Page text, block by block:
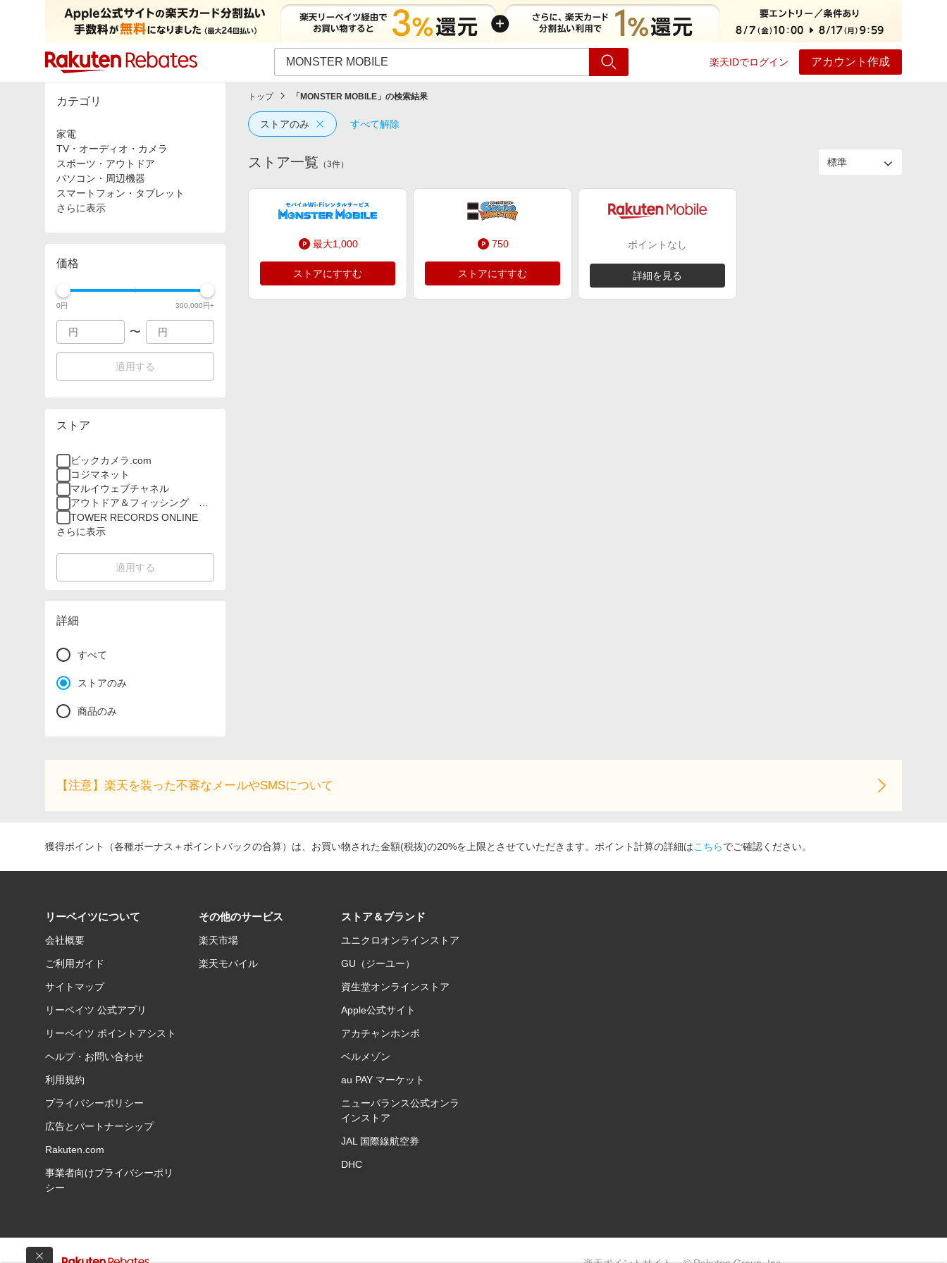
楽天IDでログイン アカウント作成
カテゴリー一覧 イベント一覧 ショッピング
カテゴリ
家電
TV・オーディオ・カメラ
スポーツ・アウトドア
パソコン・周辺機器
スマートフォン・タブレット
さらに表示
価格
0円 300,000円+
〜
適用する
ストア
ビックカメラ.com
コジマネット
マルイウェブチャネル
アウトドア＆フィッシング ナ
チュラム
TOWER RECORDS ONLINE
さらに表示
適用する
詳細
すべて
ストアのみ
商品のみ
トップ 「 MONSTER MOBILE 」の検索結果
ストアのみ すべて解除
ストア一覧 （3件）
最大1,000
ストアにすすむ
750
ストアにすすむ
ポイントなし
詳細を見る
【注意】楽天を装った不審なメールやSMSについて
獲得ポイント（各種ボーナス＋ポイントバックの合算）は、お買い物された金額(税抜)の20%を上限とさせていただきます。ポイント計算の詳細はこちらでご確認ください。
リーベイツについて
会社概要
ご利用ガイド
サイトマップ
リーベイツ 公式アプリ
リーベイツ ポイントアシスト
ヘルプ・お問い合わせ
利用規約
プライバシーポリシー
広告とパートナーシップ
Rakuten.com
事業者向けプライバシーポリ
シー
その他のサービス
楽天市場
楽天モバイル
ストア＆ブランド
ユニクロオンラインストア
GU（ジーユー）
資生堂オンラインストア
Apple公式サイト
アカチャンホンポ
ベルメゾン
au PAY マーケット
ニューバランス公式オンラ
インストア
JAL 国際線航空券
DHC